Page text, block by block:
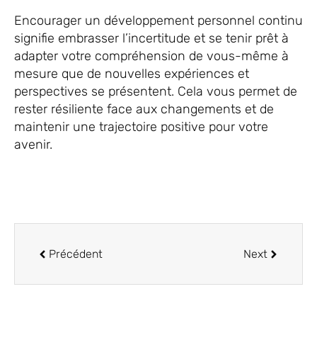
Encourager un développement personnel continu
signifie embrasser l’incertitude et se tenir prêt à
adapter votre compréhension de vous-même à
mesure que de nouvelles expériences et
perspectives se présentent. Cela vous permet de
rester résiliente face aux changements et de
maintenir une trajectoire positive pour votre
avenir.
Précédent Next